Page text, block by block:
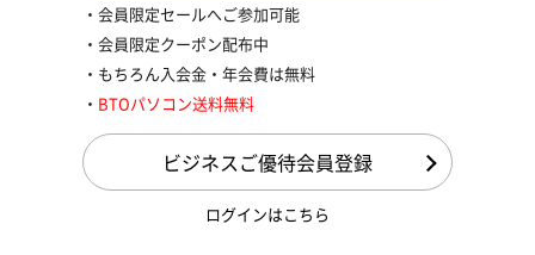
会員限定セールへご参加可能
会員限定クーポン配布中
もちろん入会金・年会費は無料
BTOパソコン送料無料
ビジネスご優待会員登録
ログインはこちら